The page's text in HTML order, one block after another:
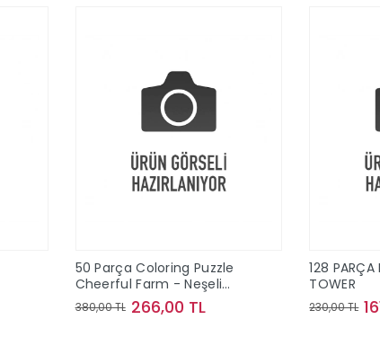
50 Parça Coloring Puzzle
Cheerful Farm - Neşeli
Çiftlik
380,00 TL 266,00 TL
128 PARÇA
TOWER
230,00 TL